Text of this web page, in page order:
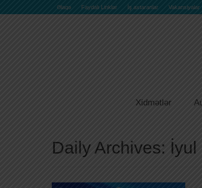
Əlaqə Faydalı Linklər İş axtaranlar Vakansiyalar
Xidmətlər
Daily Archives: İyul